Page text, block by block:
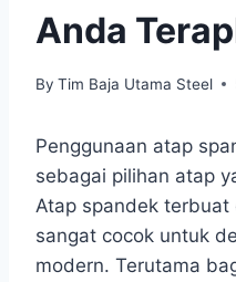
Anda
By Tim Baja Utama Steel
Penggunaan atap
sebagai pilihan atap
Atap spandek
sangat cocok untuk
modern. Terutama